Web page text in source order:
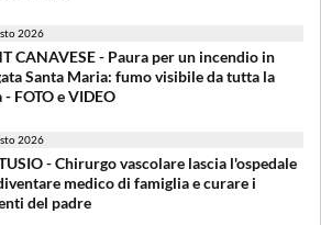
2026
CANAVESE - Paura per un incendio in
Santa Maria: fumo visibile da tutta la
- FOTO e VIDEO
2026
- Chirurgo vascolare lascia l'ospedale
medico di famiglia e curare i
del padre